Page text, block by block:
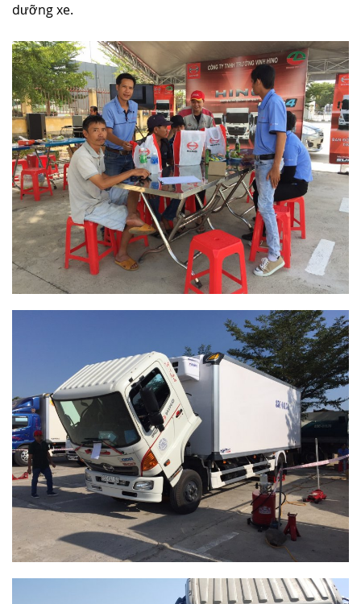
dưỡng xe.